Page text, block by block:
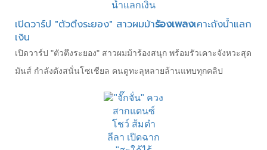
เปิดวาร์ป "ตัวตึงระยอง" สาวผมม้าร้องเพลงเคาะถังน้ำแลก
เงิน
เปิดวาร์ป "ตัวตึงระยอง" สาวผมม้าร้องสนุก พร้อมรัวเคาะจังหวะสุด
มันส์ กำลังดังสนั่นโซเชียล คนดูทะลุหลายล้านแทบทุกคลิป